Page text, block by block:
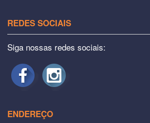
REDES SOCIAIS
Siga nossas redes sociais:
ENDEREÇO